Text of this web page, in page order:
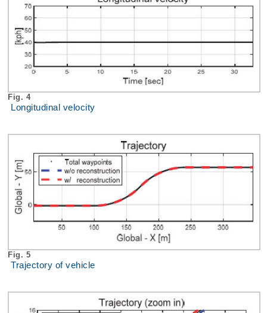
Fig. 4
Longitudinal velocity
Fig. 5
Trajectory of vehicle